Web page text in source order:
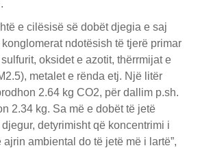
e cilësisë së dobët djegia e saj
ndotësish të tjerë primar
oksidet e azotit, thërrmijat e
metalet e rënda etj. Një litër
2.64 kg CO2, për dallim p.sh.
2.34 kg. Sa më e dobët të jetë
detyrimisht që koncentrimi i
ajrin ambiental do të jetë më i lartë”,